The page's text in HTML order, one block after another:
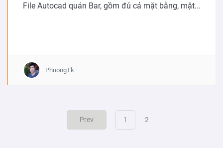
File Autocad quán Bar, gồm đủ cả mặt bằng, mặt...
PhuongTk
Prev 1 (current)
2